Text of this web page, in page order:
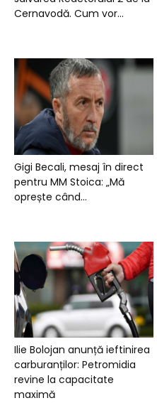
Cernavodă. Cum vor...
Gigi Becali, mesaj în direct
pentru MM Stoica: „Mă
oprește când...
Ilie Bolojan anunță ieftinirea
carburanților: Petromidia
revine la capacitate
maximă